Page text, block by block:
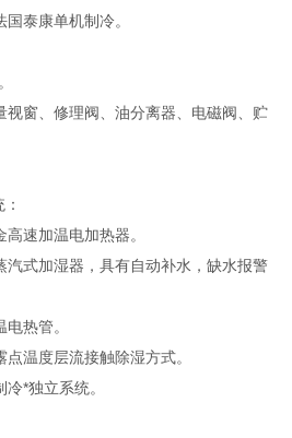
泰康单机制冷。
视窗、修理阀、油分离器、电磁阀、贮
速加温电加热器。
汽式加湿器，具有自动补水，缺水报警
热管。
温度层流接触除湿方式。
*独立系统。